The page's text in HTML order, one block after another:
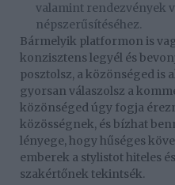
valamint rendezvények
népszerűsítéséhez.
Bármelyik platformon is
konzisztens legyél és
posztolsz, a közönséged is
gyorsan válaszolsz a
közönséged úgy fogja
közösségnek, és bízhat
lényege, hogy hűséges
emberek a stylistot hiteles
szakértőnek tekintsék.